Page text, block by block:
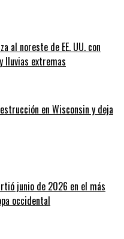
al noreste de EE. UU. con
lluvias extremas
en Wisconsin y deja
junio de 2026 en el más
occidental